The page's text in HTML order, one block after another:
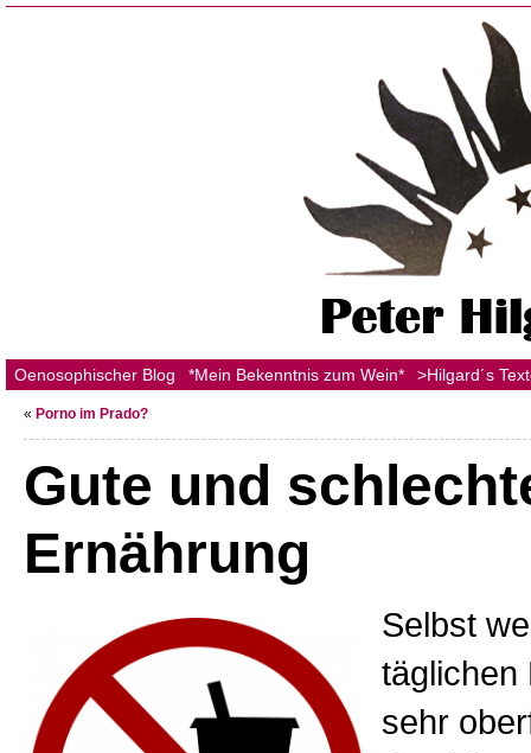
Oenosophischer Blog *Mein Bekenntnis zum Wein* >Hilgard´s
« Porno im Prado?
Gute und
Ernährung
Selbst
täglichen
sehr